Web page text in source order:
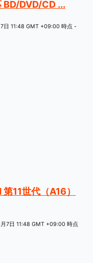
BD/DVD/CD ...
日 11:48 GMT +09:00 時点 -
11世代（A16）
7日 11:48 GMT +09:00 時点